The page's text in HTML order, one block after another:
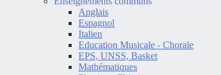
Anglais
Espagnol
Italien
Education Musicale - Chorale
EPS, UNSS, Basket
Mathématiques